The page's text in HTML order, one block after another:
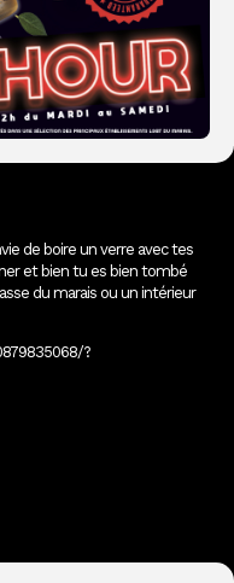
de boire un verre avec tes
et bien tu es bien tombé
du marais ou un intérieur
?